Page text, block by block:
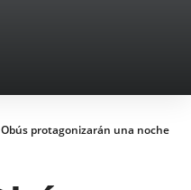
protagonizarán una noche